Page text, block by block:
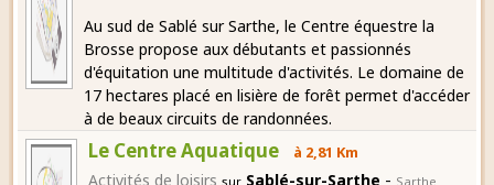
Au sud de Sablé sur Sarthe, le Centre équestre la
Brosse propose aux débutants et passionnés
d'équitation une multitude d'activités. Le domaine de
17 hectares placé en lisière de forêt permet d'accéder
à de beaux circuits de randonnées.
Le Centre Aquatique à 2,81 Km
Activités de loisirs sur Sablé-sur-Sarthe - Sarthe